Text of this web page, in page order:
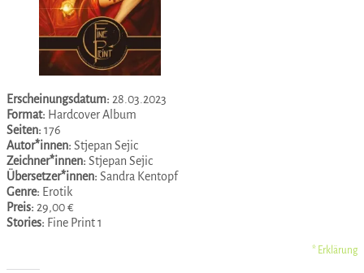
Erscheinungsdatum: 28.03.2023
Format: Hardcover Album
Seiten: 176
Autor*innen: Stjepan Sejic
Zeichner*innen: Stjepan Sejic
Übersetzer*innen: Sandra Kentopf
Genre: Erotik
Preis: 29,00 €
Stories: Fine Print 1
* Erklärung